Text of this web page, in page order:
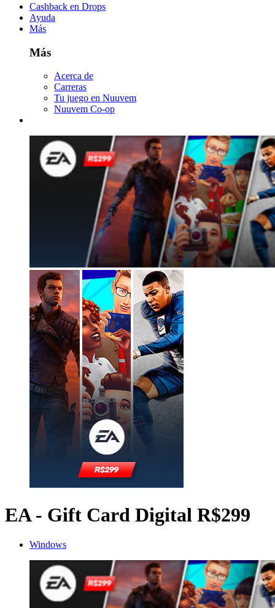
Cashback en Drops
Ayuda
Más
Más
Acerca de
Carreras
Tu juego en Nuuvem
Nuuvem Co-op
EA - Gift Card Digital R$299
Windows